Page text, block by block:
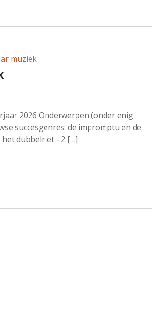
muziek
2026 Onderwerpen (onder enig
succesgenres: de impromptu en de
het dubbelriet - 2 […]